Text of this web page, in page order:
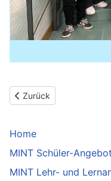
Home
MINT Schüler-
MINT Lehr- und
Vorheriger Beitrag:
Zurück